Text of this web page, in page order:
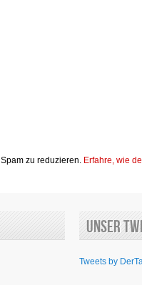
zu reduzieren. Erfahre, wie
Unser
Tweets by